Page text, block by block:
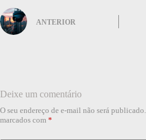
ANTERIOR
Deixe um comentário
O seu endereço de e-mail não será publicado.
marcados com *